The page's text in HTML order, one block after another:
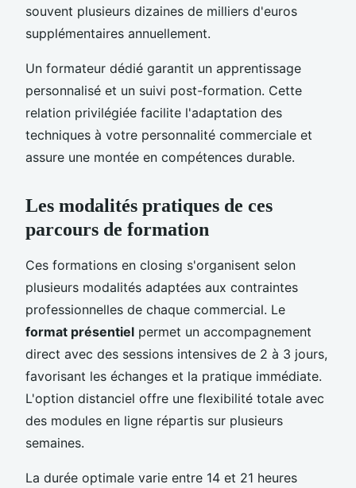
souvent plusieurs dizaines de milliers d'euros
supplémentaires annuellement.
Un formateur dédié garantit un apprentissage
personnalisé et un suivi post-formation. Cette
relation privilégiée facilite l'adaptation des
techniques à votre personnalité commerciale et
assure une montée en compétences durable.
Les modalités pratiques de ces
parcours de formation
Ces formations en closing s'organisent selon
plusieurs modalités adaptées aux contraintes
professionnelles de chaque commercial. Le
format présentiel permet un accompagnement
direct avec des sessions intensives de 2 à 3 jours,
favorisant les échanges et la pratique immédiate.
L'option distanciel offre une flexibilité totale avec
des modules en ligne répartis sur plusieurs
semaines.
La durée optimale varie entre 14 et 21 heures